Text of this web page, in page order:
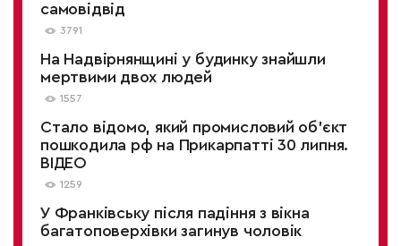
самовідвід
3791
На Надвірнянщині у будинку знайшли
мертвими двох людей
1557
Стало відомо, який промисловий об’єкт
пошкодила рф на Прикарпатті 30 липня.
ВІДЕО
1259
У Франківську після падіння з вікна
багатоповерхівки загинув чоловік